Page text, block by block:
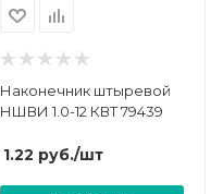
Наконечник штыревой
НШВИ 1.0-12 КВТ 79439
1.22 руб./шт